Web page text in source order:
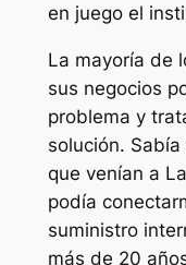
en juego el
La mayoría de
sus negocios
problema y
solución.
que venían a
podía
suministro
más de 20